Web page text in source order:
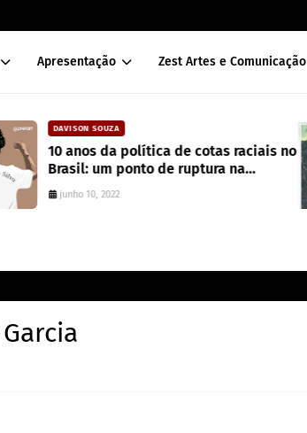
Apresentação Zest Artes e Comunicação
DAVISON SOUZA
10 anos da política de cotas raciais no
Brasil: um ponto de ruptura na
colonialidade
junho 10, 2022